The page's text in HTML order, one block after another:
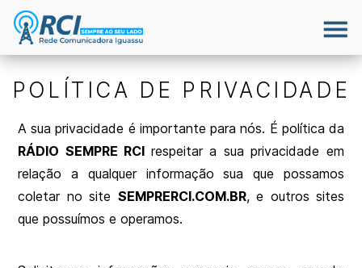
POLÍTICA DE PRIVACIDADE
A sua privacidade é importante para nós. É política da
RÁDIO SEMPRE RCI respeitar a sua privacidade em
relação a qualquer informação sua que possamos
coletar no site SEMPRERCI.COM.BR, e outros sites
que possuímos e operamos.